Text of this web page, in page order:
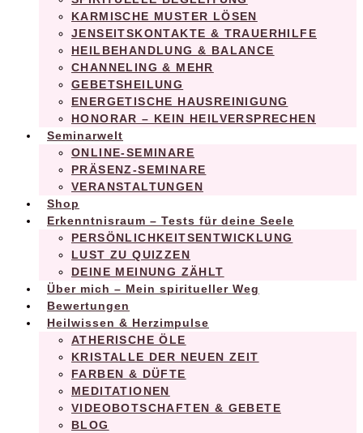
KARMISCHE MUSTER LÖSEN
JENSEITSKONTAKTE & TRAUERHILFE
HEILBEHANDLUNG & BALANCE
CHANNELING & MEHR
GEBETSHEILUNG
ENERGETISCHE HAUSREINIGUNG
HONORAR – KEIN HEILVERSPRECHEN
Seminarwelt
ONLINE-SEMINARE
PRÄSENZ-SEMINARE
VERANSTALTUNGEN
Shop
Erkenntnisraum – Tests für deine Seele
PERSÖNLICHKEITSENTWICKLUNG
LUST ZU QUIZZEN
DEINE MEINUNG ZÄHLT
Über mich – Mein spiritueller Weg
Bewertungen
Heilwissen & Herzimpulse
ATHERISCHE ÖLE
KRISTALLE DER NEUEN ZEIT
FARBEN & DÜFTE
MEDITATIONEN
VIDEOBOTSCHAFTEN & GEBETE
BLOG